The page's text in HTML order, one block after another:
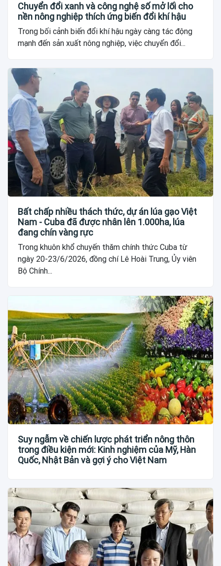
Chuyển đổi xanh và công nghệ số mở lối cho
nền nông nghiệp thích ứng biến đổi khí hậu
Trong bối cảnh biến đổi khí hậu ngày càng tác động
mạnh đến sản xuất nông nghiệp, việc chuyển đổi...
Bất chấp nhiều thách thức, dự án lúa gạo Việt
Nam - Cuba đã được nhân lên 1.000ha, lúa
đang chín vàng rực
Trong khuôn khổ chuyến thăm chính thức Cuba từ
ngày 20-23/6/2026, đồng chí Lê Hoài Trung, Ủy viên
Bộ Chính...
Suy ngẫm về chiến lược phát triển nông thôn
trong điều kiện mới: Kinh nghiệm của Mỹ, Hàn
Quốc, Nhật Bản và gợi ý cho Việt Nam